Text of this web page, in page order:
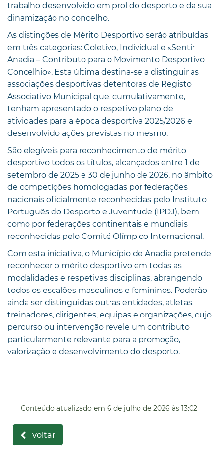
trabalho desenvolvido em prol do desporto e da sua
dinamização no concelho.
As distinções de Mérito Desportivo serão atribuídas
em três categorias: Coletivo, Individual e «Sentir
Anadia – Contributo para o Movimento Desportivo
Concelhio». Esta última destina-se a distinguir as
associações desportivas detentoras de Registo
Associativo Municipal que, cumulativamente,
tenham apresentado o respetivo plano de
atividades para a época desportiva 2025/2026 e
desenvolvido ações previstas no mesmo.
São elegíveis para reconhecimento de mérito
desportivo todos os títulos, alcançados entre 1 de
setembro de 2025 e 30 de junho de 2026, no âmbito
de competições homologadas por federações
nacionais oficialmente reconhecidas pelo Instituto
Português do Desporto e Juventude (IPDJ), bem
como por federações continentais e mundiais
reconhecidas pelo Comité Olímpico Internacional.
Com esta iniciativa, o Município de Anadia pretende
reconhecer o mérito desportivo em todas as
modalidades e respetivas disciplinas, abrangendo
todos os escalões masculinos e femininos. Poderão
ainda ser distinguidas outras entidades, atletas,
treinadores, dirigentes, equipas e organizações, cujo
percurso ou intervenção revele um contributo
particularmente relevante para a promoção,
valorização e desenvolvimento do desporto.
Conteúdo atualizado em 6 de julho de 2026 às 13:02
voltar